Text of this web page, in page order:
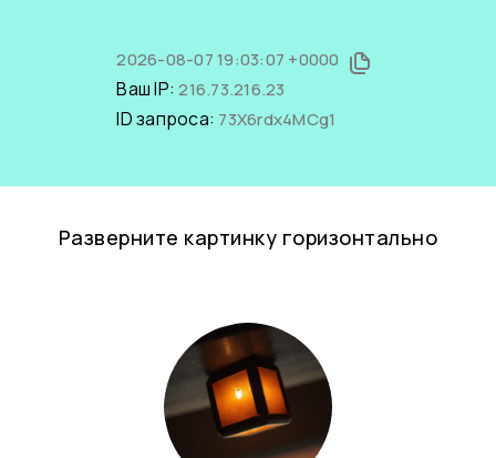
2026-08-07 19:03:07 +0000
Ваш IP:216.73.216.23
ID запроса: 73X6rdx4MCg1
Разверните картинку горизонтально